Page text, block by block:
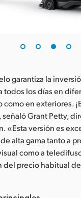
garantiza la
todos los días en
en exteriores.
señaló Grant Petty,
«Esta versión es
alta gama tanto a
como a
del precio habitual